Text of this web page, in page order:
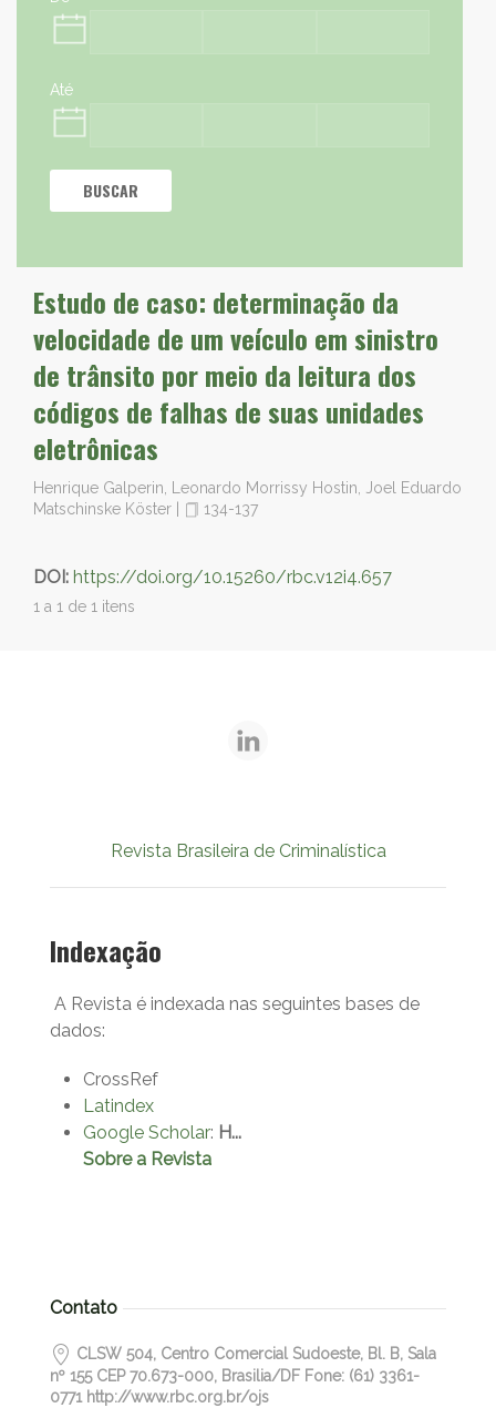
Até
BUSCAR
Estudo de caso: determinação da
velocidade de um veículo em sinistro
de trânsito por meio da leitura dos
códigos de falhas de suas unidades
eletrônicas
Henrique Galperin, Leonardo Morrissy Hostin, Joel Eduardo
Matschinske Köster
134-137
DOI: https://doi.org/10.15260/rbc.v12i4.657
1 a 1 de 1 itens
Revista Brasileira de Criminalística
Indexação
A Revista é indexada nas seguintes bases de
dados:
CrossRef
Latindex
Google Scholar: H...
Sobre a Revista
Contato
CLSW 504, Centro Comercial Sudoeste, Bl. B, Sala
nº 155 CEP 70.673-000, Brasilia/DF Fone: (61) 3361-
0771 http://www.rbc.org.br/ojs